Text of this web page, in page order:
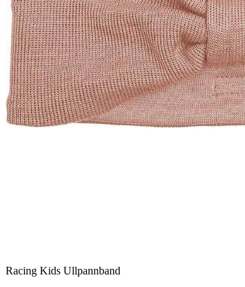
Racing Kids Ullpannband